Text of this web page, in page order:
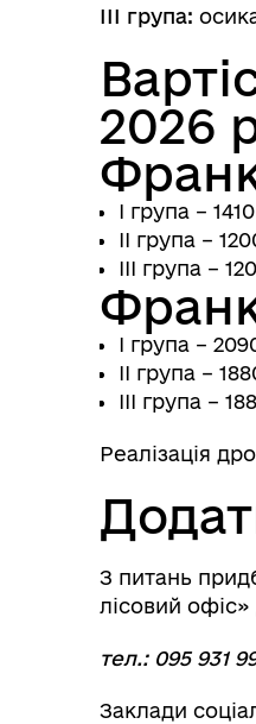
ІІІ група:
2026
І група –
ІІ група –
ІІІ група –
І група –
ІІ група –
ІІІ група –
Реалізація
З питань
лісовий
тел.: 095 931
Заклади